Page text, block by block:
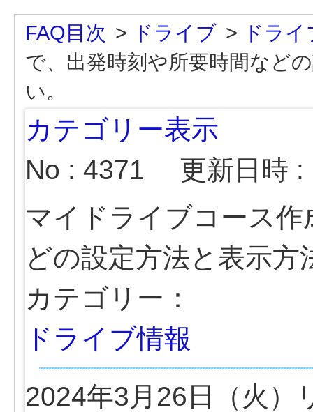
FAQ目次 > ドライブ > ドラ
で、出発時刻や所要時間など
い。
カテゴリー表示
No : 4371
更新日時
マイドライブコース
どの設定方法と表示
カテゴリー：
ドライブ情報
2024年3月26日（火）